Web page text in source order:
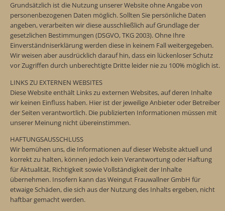
Grundsätzlich ist die Nutzung unserer Website ohne Angabe von
personenbezogenen Daten möglich. Sollten Sie persönliche Daten
angeben, verarbeiten wir diese ausschließlich auf Grundlage der
gesetzlichen Bestimmungen (DSGVO, TKG 2003). Ohne Ihre
Einverständniserklärung werden diese in keinem Fall weitergegeben.
Wir weisen aber ausdrücklich darauf hin, dass ein lückenloser Schutz
vor Zugriffen durch unberechtigte Dritte leider nie zu 100% möglich ist.
LINKS ZU EXTERNEN WEBSITES
Diese Website enthält Links zu externen Websites, auf deren Inhalte
wir keinen Einfluss haben. Hier ist der jeweilige Anbieter oder Betreiber
der Seiten verantwortlich. Die publizierten Informationen müssen mit
unserer Meinung nicht übereinstimmen.
HAFTUNGSAUSSCHLUSS
Wir bemühen uns, die Informationen auf dieser Website aktuell und
korrekt zu halten, können jedoch kein Verantwortung oder Haftung
für Aktualität, Richtigkeit sowie Vollständigkeit der Inhalte
übernehmen. Insofern kann das Weingut Frauwallner GmbH für
etwaige Schäden, die sich aus der Nutzung des Inhalts ergeben, nicht
haftbar gemacht werden.